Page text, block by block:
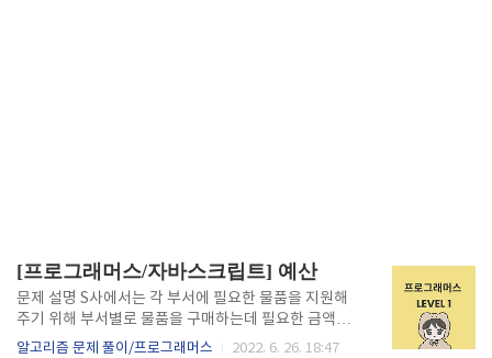
[프로그래머스/자바스크립트] 예산
문제 설명 S사에서는 각 부서에 필요한 물품을 지원해
주기 위해 부서별로 물품을 구매하는데 필요한 금액을
조사했습니다. 그러나, 전체 예산이 정해져 있기 때문에
알고리즘 문제 풀이/프로그래머스 2022. 6. 26. 18:47